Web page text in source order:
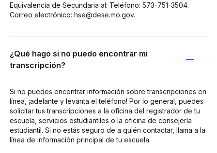
Equivalencia de Secundaria al: Teléfono: 573-751-3504.
Correo electrónico: hse@dese.mo.gov.
¿Qué hago si no puedo encontrar mi
transcripción?
Si no puedes encontrar información sobre transcripciones en
línea, ¡adelante y levanta el teléfono! Por lo general, puedes
solicitar tus transcripciones a la oficina del registrador de tu
escuela, servicios estudiantiles o la oficina de consejería
estudiantil. Si no estás seguro de a quién contactar, llama a la
línea de información principal de tu escuela.